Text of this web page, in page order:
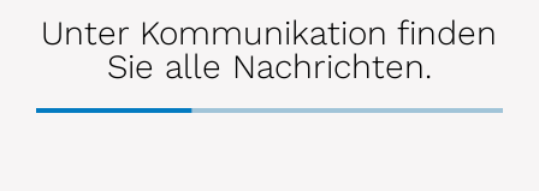
Unter Kommunikation finden
Sie alle Nachrichten.